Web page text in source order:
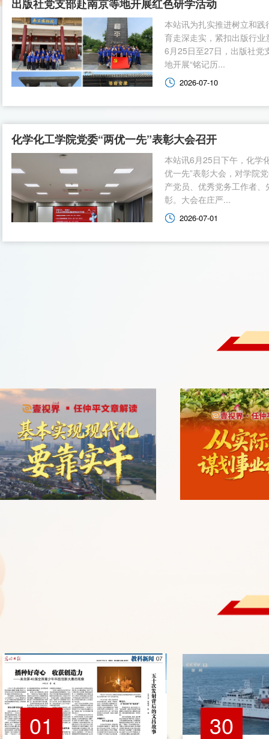
出版社党支部赴南京等地开展红色研学活动
本站讯为扎实推进树立和践
育走深走实，紧扣出版行业
6月25日至27日，出版社党
地开展“铭记历...
2026-07-10
化学化工学院党委“两优一先”表彰大会召开
本站讯6月25日下午，化学
优一先”表彰大会，对学院
产党员、优秀党务工作者、
彰。大会在庄严...
2026-07-01
01 30